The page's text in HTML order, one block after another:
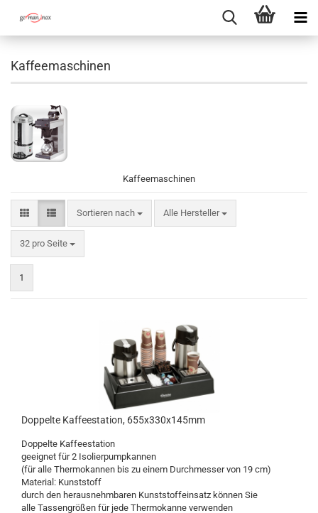
Kaffeemaschinen
Kaffeemaschinen
Sortieren nach
Sortieren nach Alle Hersteller
32 pro Seite
pro Seite
1
Doppelte Kaffeestation, 655x330x145mm
Doppelte Kaffeestation
geeignet für 2 Isolierpumpkannen
(für alle Thermokannen bis zu einem Durchmesser von 19 cm)
Material: Kunststoff
durch den herausnehmbaren Kunststoffeinsatz können Sie
alle Tassengrößen für jede Thermokanne verwenden